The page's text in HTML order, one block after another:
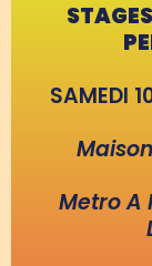
SAMEDI
Metro A